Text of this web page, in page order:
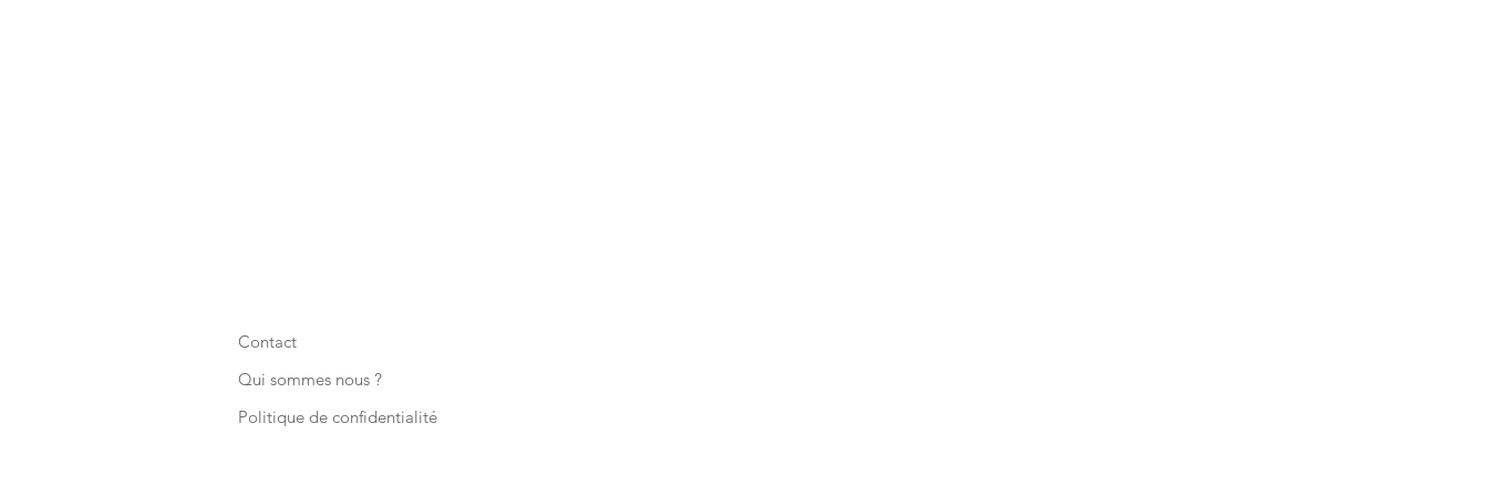
Contact
Qui sommes nous ?
Politique de confidentialité